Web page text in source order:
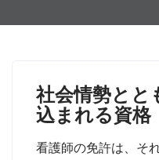
社会情勢とと
込まれる資格
看護師の免許は、そ